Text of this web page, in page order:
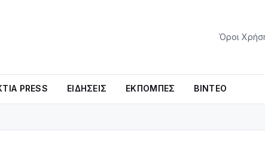
Όροι
PRESS ΕΙΔΉΣΕΙΣ ΕΚΠΟΜΠΈΣ ΒΊΝΤΕΟ